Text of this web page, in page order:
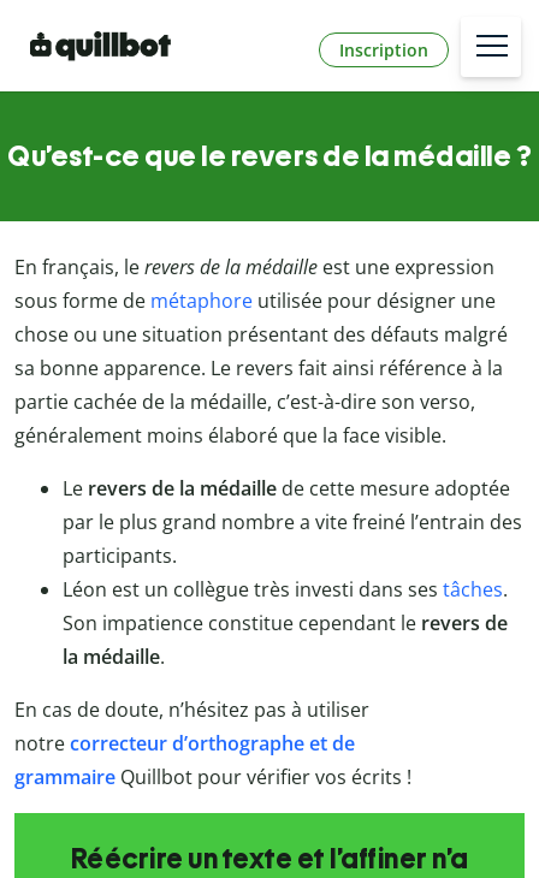
Inscription
Qu’est-ce que le revers de la médaille ?
En français, lerevers de la médaille est une expression
sous forme de métaphore utilisée pour désigner une
chose ou une situation présentant des défauts malgré
sa bonne apparence. Le revers fait ainsi référence à la
partie cachée de la médaille, c’est-à-dire son verso,
généralement moins élaboré que la face visible.
Le revers de la médaille de cette mesure adoptée
par le plus grand nombre a vite freiné l’entrain des
participants.
Léon est un collègue très investi dans ses tâches.
Son impatience constitue cependant le revers de
la médaille.
En cas de doute, n’hésitez pas à utiliser
notrecorrecteur d’orthographe et de
grammaire Quillbot pour vérifier vos écrits !
Réécrire un texte et l’affiner n’a